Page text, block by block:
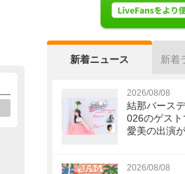
新着ニュース 新着
2026/08/08
結那バース
026のゲスト
愛美の出演
2026/08/08